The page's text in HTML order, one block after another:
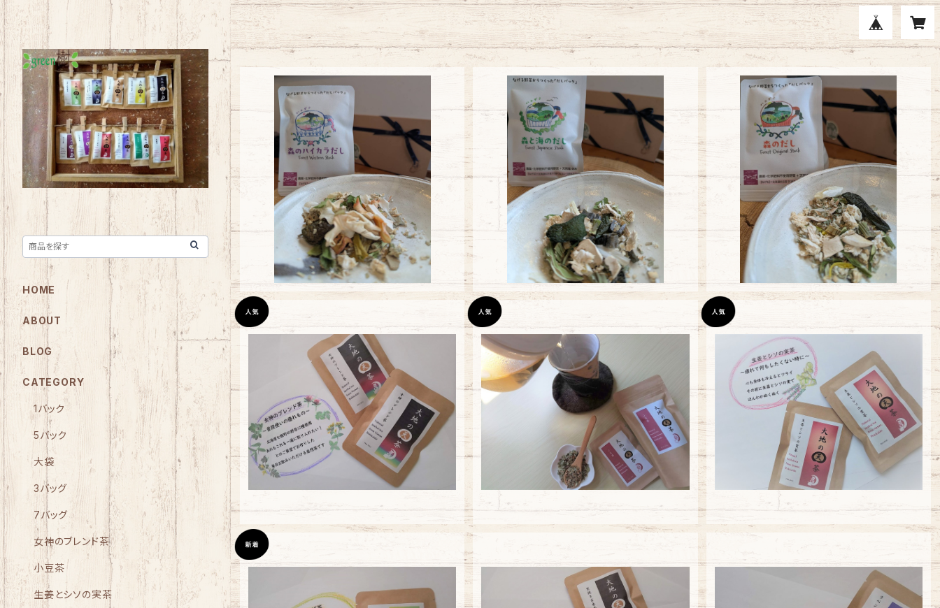
のら式函館開港ナチュラルベジストック【森
のハイカラだし】
¥500
のら式函館開港ナチュラルベジストック【森と
海のだし】
¥480
のら式函館開港ナチュラルベジストック【森
のだし】
¥450
【大袋】女神のブレンド茶
¥5,940
【大袋】小豆茶
¥5,940
【大袋】生姜とシソの実茶
¥5,940
HOME
ABOUT
BLOG
CATEGORY
1バック
5バック
大袋
3バッグ
7バッグ
女神のブレンド茶
小豆茶
生姜とシソの実茶